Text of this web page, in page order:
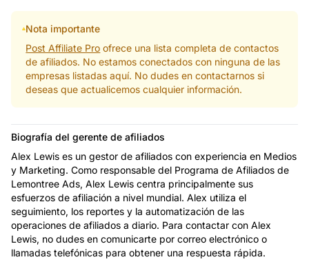
Nota importante
Post Affiliate Pro ofrece una lista completa de contactos
de afiliados. No estamos conectados con ninguna de las
empresas listadas aquí. No dudes en contactarnos si
deseas que actualicemos cualquier información.
Biografía del gerente de afiliados
Alex Lewis es un gestor de afiliados con experiencia en Medios
y Marketing. Como responsable del Programa de Afiliados de
Lemontree Ads, Alex Lewis centra principalmente sus
esfuerzos de afiliación a nivel mundial. Alex utiliza el
seguimiento, los reportes y la automatización de las
operaciones de afiliados a diario. Para contactar con Alex
Lewis, no dudes en comunicarte por correo electrónico o
llamadas telefónicas para obtener una respuesta rápida.